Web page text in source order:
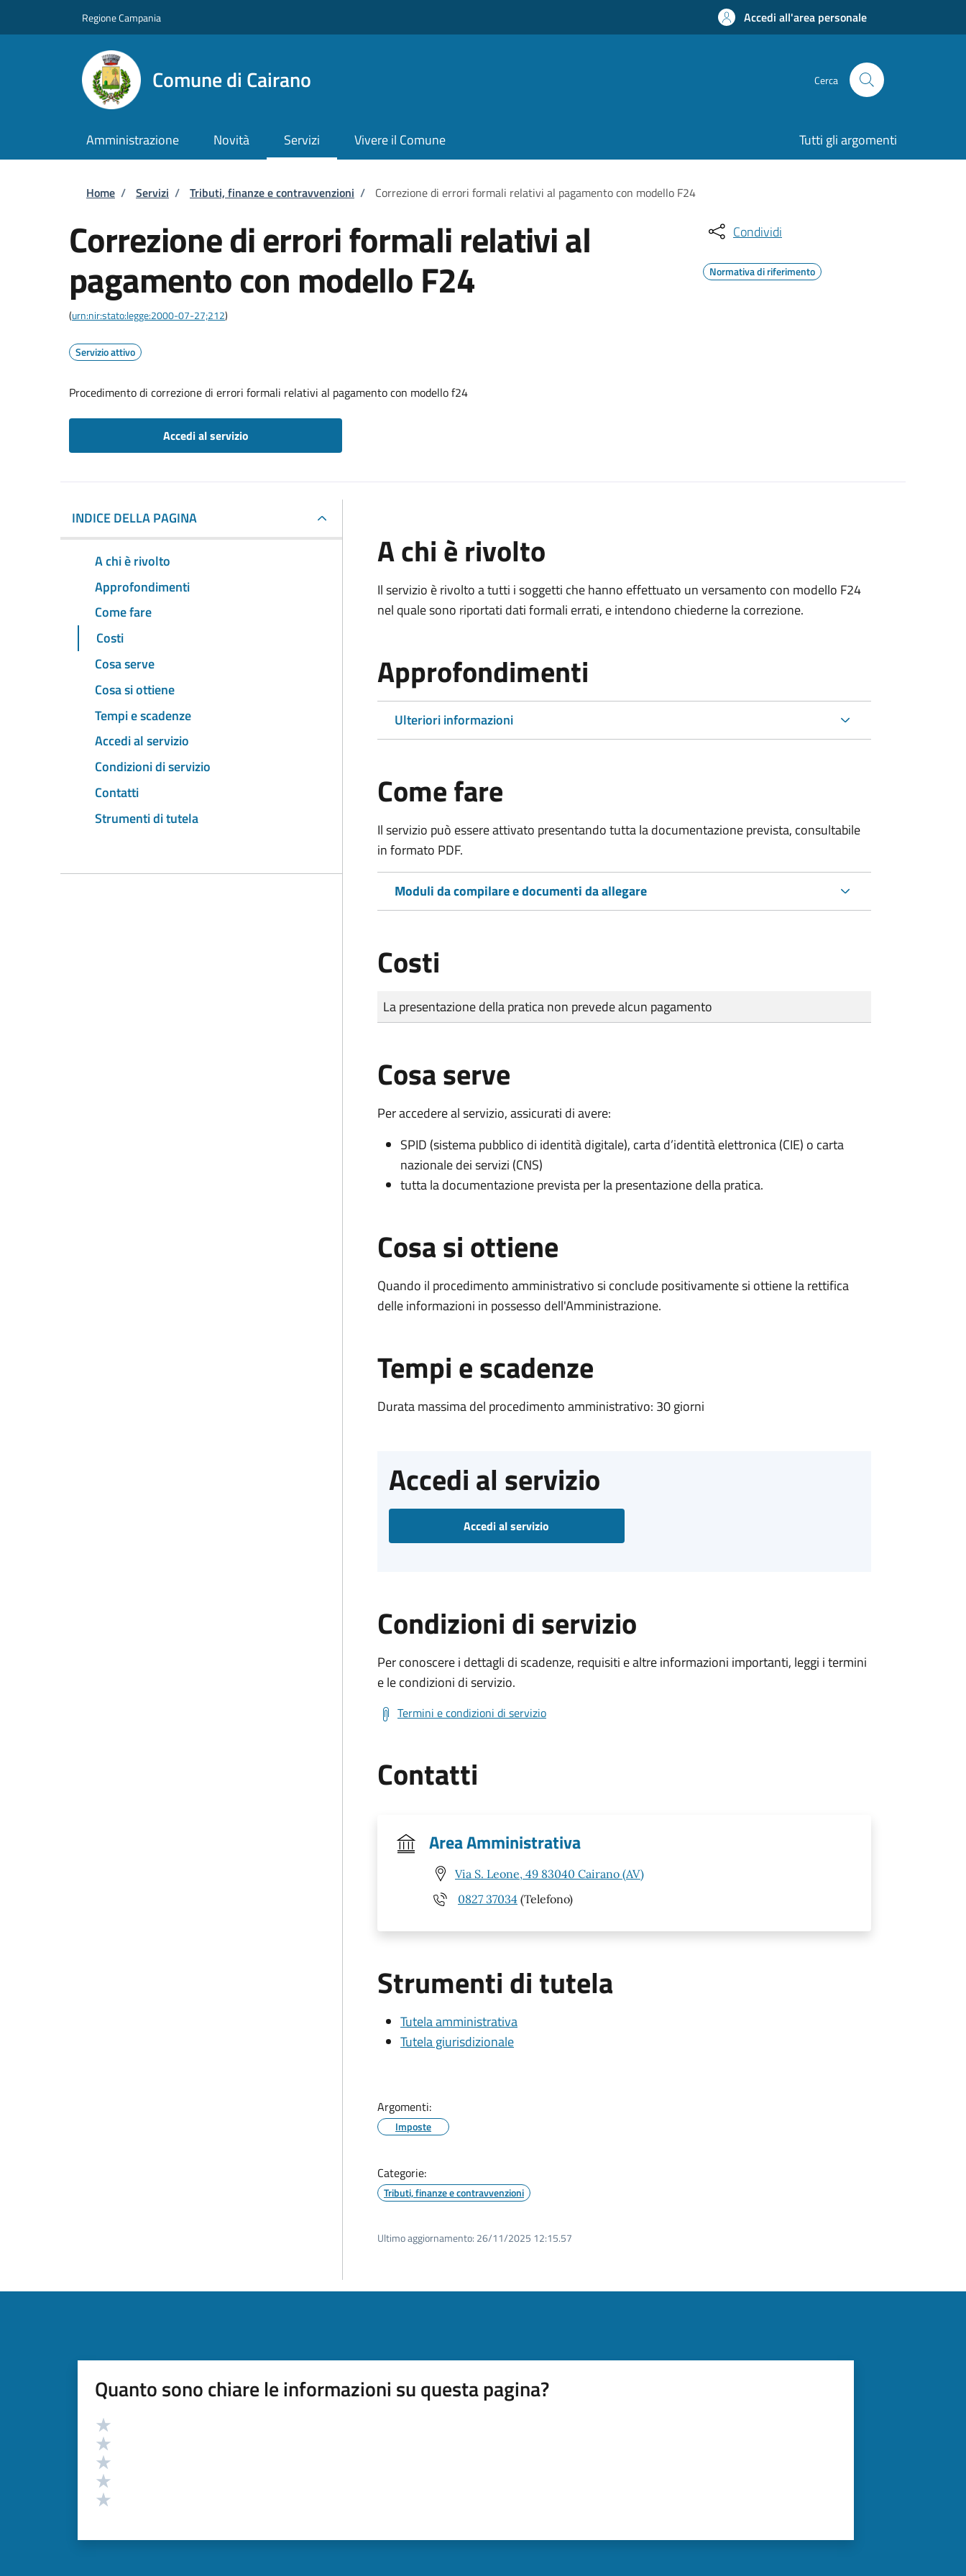
Regione Campania Accedi all'area personale
Comune di Cairano Cerca
Amministrazione Novità Servizi Vivere il Comune Tutti gli argomenti
Briciole di pane
Home / Servizi / Tributi, finanze e contravvenzioni / Correzione di errori formali relativi al pagamento con modello F24
Correzione di errori formali relativi al
pagamento con modello F24
(urn:nir:stato:legge:2000-07-27;212)
Servizio attivo
Procedimento di correzione di errori formali relativi al pagamento con modello f24
Accedi al servizio
Condividi
Normativa di riferimento
INDICE DELLA PAGINA
A chi è rivolto
Approfondimenti
Come fare
Costi
Cosa serve
Cosa si ottiene
Tempi e scadenze
Accedi al servizio
Condizioni di servizio
Contatti
Strumenti di tutela
A chi è rivolto
Il servizio è rivolto a tutti i soggetti che hanno effettuato un versamento con modello F24
nel quale sono riportati dati formali errati, e intendono chiederne la correzione.
Approfondimenti
Ulteriori informazioni
Come fare
Il servizio può essere attivato presentando tutta la documentazione prevista, consultabile
in formato PDF.
Moduli da compilare e documenti da allegare
Costi
Tipo di pagamento
Importo
La presentazione della pratica non prevede alcun pagamento
Cosa serve
Per accedere al servizio, assicurati di avere:
SPID (sistema pubblico di identità digitale), carta d’identità elettronica (CIE) o carta
nazionale dei servizi (CNS)
tutta la documentazione prevista per la presentazione della pratica.
Cosa si ottiene
Quando il procedimento amministrativo si conclude positivamente si ottiene la rettifica
delle informazioni in possesso dell'Amministrazione.
Tempi e scadenze
Durata massima del procedimento amministrativo: 30 giorni
Accedi al servizio
Accedi al servizio
Condizioni di servizio
Per conoscere i dettagli di scadenze, requisiti e altre informazioni importanti, leggi i termini
e le condizioni di servizio.
Termini e condizioni di servizio
Contatti
Area Amministrativa
Via S. Leone, 49 83040 Cairano (AV)
0827 37034 (Telefono)
Strumenti di tutela
Tutela amministrativa
Tutela giurisdizionale
Argomenti:
Imposte
Categorie:
Tributi, finanze e contravvenzioni
Ultimo aggiornamento: 26/11/2025 12:15.57
Quanto sono chiare le informazioni su questa pagina?
Valutazione